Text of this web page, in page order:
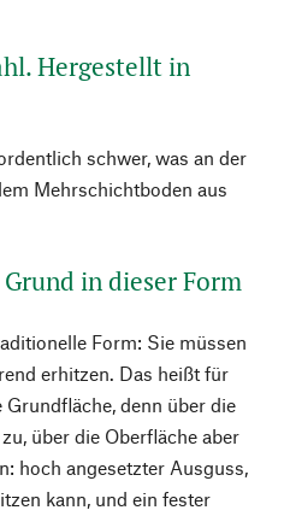
Hergestellt in
schwer, was an der
Mehrschichtboden aus
in dieser Form
Form: Sie müssen
erhitzen. Das heißt für
denn über die
über die Oberfläche aber
hoch angesetzter Ausguss,
kann, und ein fester